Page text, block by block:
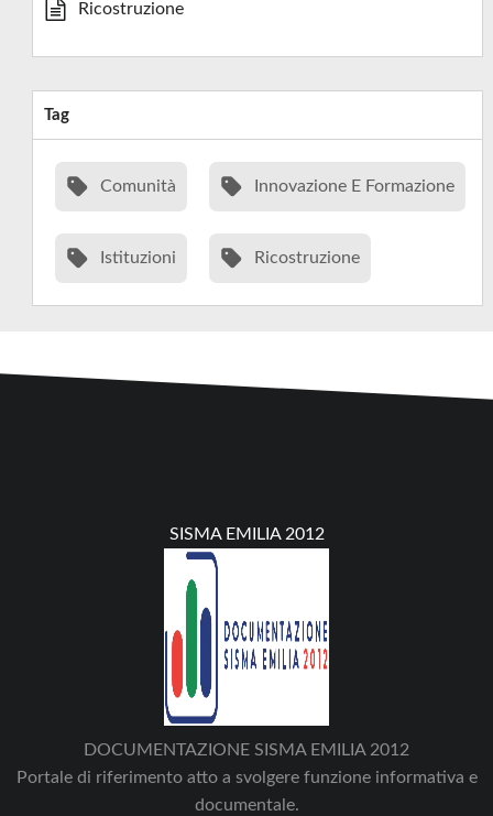
Ricostruzione
Tag
Comunità Innovazione E Formazione
Istituzioni Ricostruzione
SISMA EMILIA 2012
DOCUMENTAZIONE SISMA EMILIA 2012
Portale di riferimento atto a svolgere funzione informativa e
documentale.